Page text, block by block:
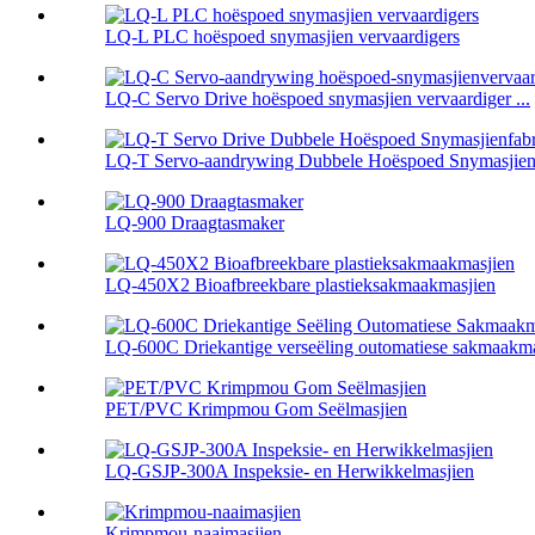
LQ-L PLC hoëspoed snymasjien vervaardigers
LQ-C Servo Drive hoëspoed snymasjien vervaardiger ...
LQ-T Servo-aandrywing Dubbele Hoëspoed
LQ-900 Draagtasmaker
LQ-450X2 Bioafbreekbare plastieksakmaakmasjien
LQ-600C Driekantige verseëling outomatiese
PET/PVC Krimpmou Gom Seëlmasjien
LQ-GSJP-300A Inspeksie- en Herwikkelmasjien